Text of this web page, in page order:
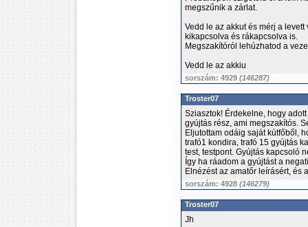
megszűnik a zárlat.
Vedd le az akkut és mérj a
kikapcsolva és rákapcsolva is.
Megszakítóról lehúzhatod a
Vedd le az akkiu
sorszám: 4929 (146287)
Troster07
Sziasztok! Érdekelne, hogy
gyújtás rész, ami megszakítós.
Eljutottam odáig saját kútfőből,
trafó1 kondira, trafó 15 gyújtás
test, testpont. Gyújtás kapcsoló
Így ha ráadom a gyújtást a
Elnézést az amatőr leírásért, és
sorszám: 4928 (146279)
Troster07
Jh